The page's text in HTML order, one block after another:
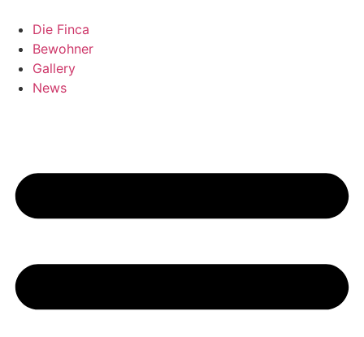
Inhalt
springen
Die Finca
Bewohner
Gallery
News